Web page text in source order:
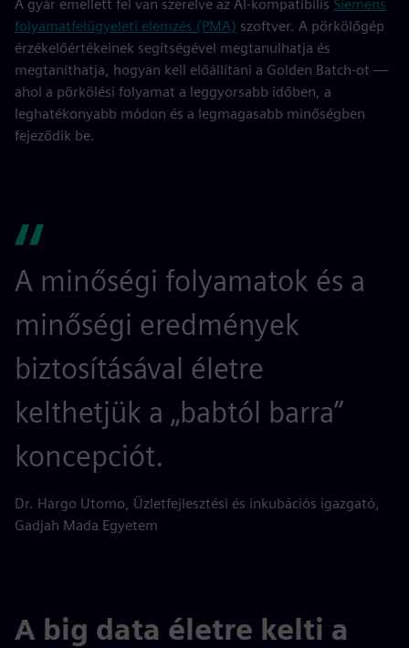
A gyár emellett fel van szerelve az AI-kompatibilis Siemens
folyamatfelügyeleti elemzés (PMA) szoftver. A pörkölőgép
érzékelőértékeinek segítségével megtanulhatja és
megtaníthatja, hogyan kell előállítani a Golden Batch-ot —
ahol a pörkölési folyamat a leggyorsabb időben, a
leghatékonyabb módon és a legmagasabb minőségben
fejeződik be.
A minőségi folyamatok és a
minőségi eredmények
biztosításával életre
kelthetjük a „babtól barra”
koncepciót.
Dr. Hargo Utomo, Üzletfejlesztési és inkubációs igazgató,
Gadjah Mada Egyetem
A big data életre kelti a